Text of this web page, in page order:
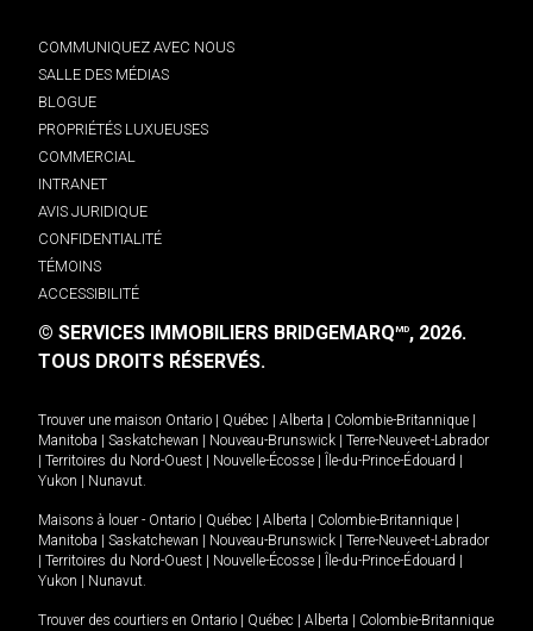
COMMUNIQUEZ AVEC NOUS
SALLE DES MÉDIAS
BLOGUE
PROPRIÉTÉS LUXUEUSES
COMMERCIAL
INTRANET
AVIS JURIDIQUE
CONFIDENTIALITÉ
TÉMOINS
ACCESSIBILITÉ
© SERVICES IMMOBILIERS BRIDGEMARQMD, 2026.
TOUS DROITS RÉSERVÉS.
Trouver une maison Ontario Québec Alberta Colombie-Britannique
Manitoba
Saskatchewan Nouveau-Brunswick
Terre-Neuve-et-Labrador
Territoires du Nord-Ouest Nouvelle-Écosse Île-du-Prince-Édouard
Yukon
Nunavut.
Maisons à louer - Ontario Québec Alberta Colombie-Britannique
Manitoba
Saskatchewan Nouveau-Brunswick
Terre-Neuve-et-Labrador
Territoires du Nord-Ouest Nouvelle-Écosse Île-du-Prince-Édouard
Yukon
Nunavut.
Trouver des courtiers en Ontario Québec Alberta
Colombie-Britannique